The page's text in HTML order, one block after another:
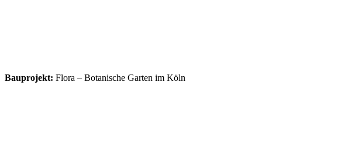
Bauprojekt: Flora – Botanische Garten im Köln